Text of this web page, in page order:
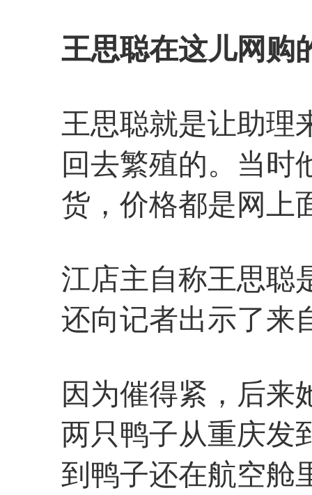
王思聪在这儿网购
王思聪就是让助理
回去繁殖的。当时
货，价格都是网上
江店主自称王思聪
还向记者出示了来
因为催得紧，后来
两只鸭子从重庆发
到鸭子还在航空舱